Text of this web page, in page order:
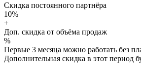
Скидка постоянного партнёра
10%
+
Доп. скидка от объёма продаж
%
Первые 3 месяца можно работать без
Дополнительная скидка в этот период